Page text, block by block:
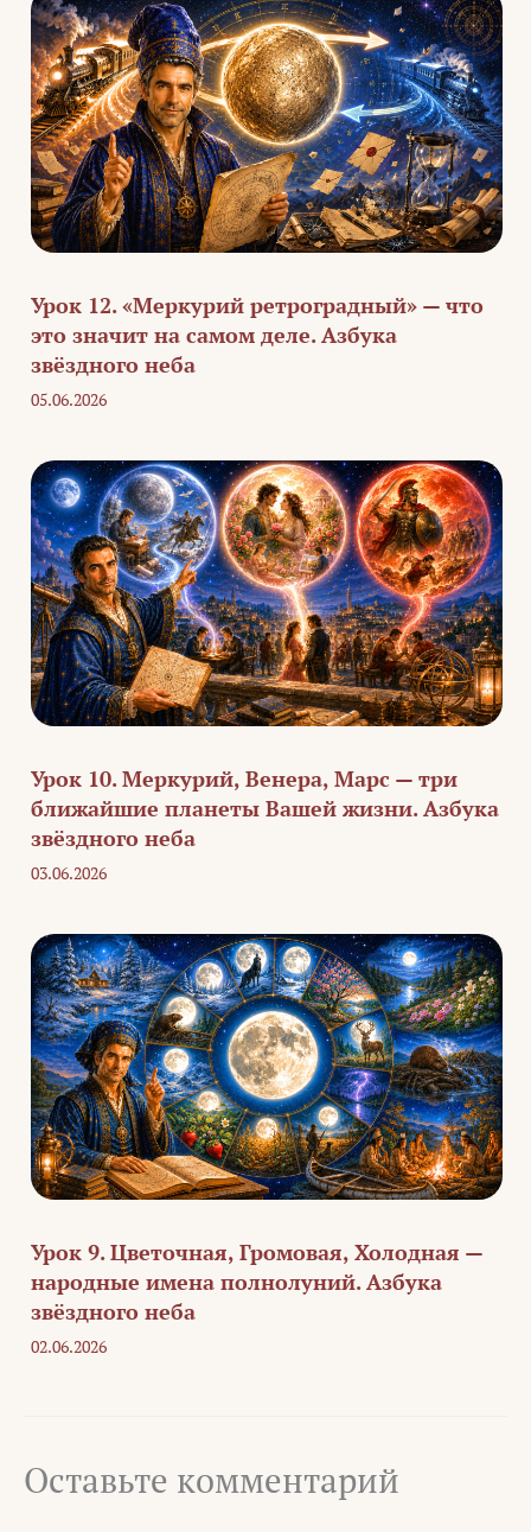
Урок 12. «Меркурий ретроградный» — что
это значит на самом деле. Азбука
звёздного неба
05.06.2026
Урок 10. Меркурий, Венера, Марс — три
ближайшие планеты Вашей жизни. Азбука
звёздного неба
03.06.2026
Урок 9. Цветочная, Громовая, Холодная —
народные имена полнолуний. Азбука
звёздного неба
02.06.2026
Оставьте комментарий